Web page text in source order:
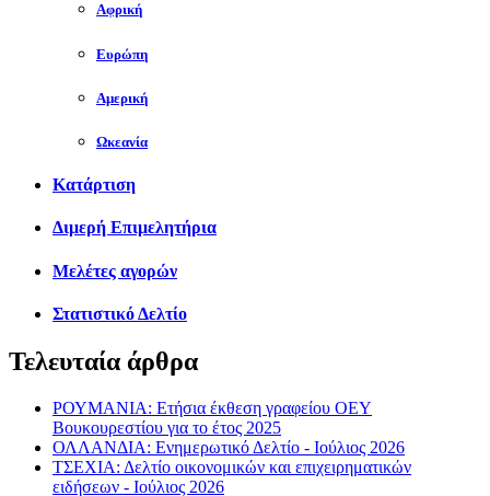
Αφρική
Ευρώπη
Αμερική
Ωκεανία
Κατάρτιση
Διμερή Επιμελητήρια
Μελέτες αγορών
Στατιστικό Δελτίο
Τελευταία άρθρα
ΡΟΥΜΑΝΙΑ: Ετήσια έκθεση γραφείου ΟΕΥ
Βουκουρεστίου για το έτος 2025
ΟΛΛΑΝΔΙΑ: Ενημερωτικό Δελτίο - Ιούλιος 2026
ΤΣΕΧΙΑ: Δελτίο οικονομικών και επιχειρηματικών
ειδήσεων - Ιούλιος 2026